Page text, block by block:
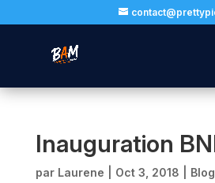
Inauguration
par Laurene Oct 3, 2018 Blog